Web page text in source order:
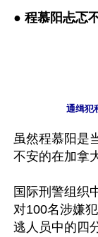
● 程慕阳忐忑
通缉犯
虽然程慕阳是
不安的在加拿
国际刑警组织
对100名涉嫌
逃人员中的四